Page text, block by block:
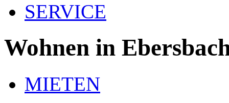
SERVICE
Wohnen in
MIETEN